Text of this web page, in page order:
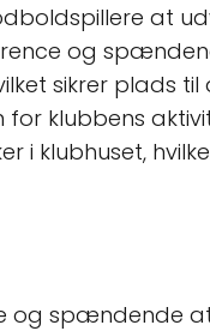
at
og
sikrer plads til
for klubbens
klubhuset,
og spændende